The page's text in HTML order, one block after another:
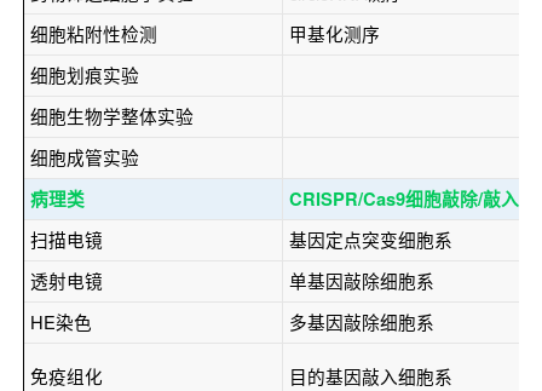
细胞粘附性检测
甲基化测序
细胞划痕实验
细胞生物学整体实验
细胞成管实验
病理类
CRISPR/Cas9细胞敲除/敲入
扫描电镜
基因定点突变细胞系
透射电镜
单基因敲除细胞系
HE染色
多基因敲除细胞系
免疫组化 目的基因敲入细胞系